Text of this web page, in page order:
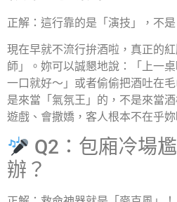
正解：這行靠的是「演技」，不是
現在早就不流行拚酒啦，真正的
師」。妳可以誠懇地說：「上一
一口就好～」或者偷偷把酒吐在
是來當「氣氛王」的，不是來當
遊戲、會撒嬌，客人根本不在乎妳
Q2：包廂冷場
辦？